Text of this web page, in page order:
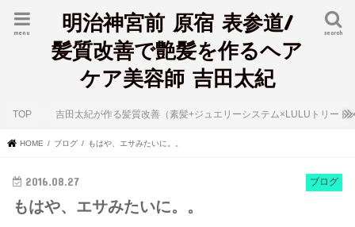
明治神宮前 原宿 表参道/
髪質改善で艶髪を作るヘア
ケア美容師 吉田太紀
search
menu
TOP 吉田太紀が作る髪質改善（素髪+ジュエリーシステム×LULUトリート
HOME ブログ もはや、エサみたいに。。
ブログ
2016.08.27
もはや、エサみたいに。。